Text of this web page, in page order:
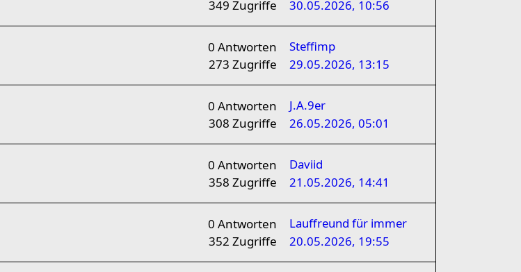
349Zugriffe
30.05.2026, 10:56
0Antworten
273Zugriffe
Steffimp
29.05.2026, 13:15
0Antworten
308Zugriffe
J.A.9er
26.05.2026, 05:01
0Antworten
358Zugriffe
Daviid
21.05.2026, 14:41
0Antworten
352Zugriffe
Lauffreund für immer
20.05.2026, 19:55